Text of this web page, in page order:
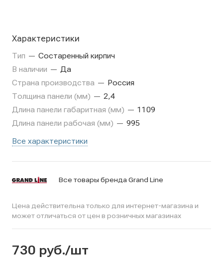
Характеристики
Тип — Состаренный кирпич
В наличии — Да
Страна производства — Россия
Толщина панели (мм) — 2,4
Длина панели габаритная (мм) — 1109
Длина панели рабочая (мм) — 995
Все характеристики
Все товары бренда Grand Line
Цена действительна только для интернет-магазина и
может отличаться от цен в розничных магазинах
730 руб./шт